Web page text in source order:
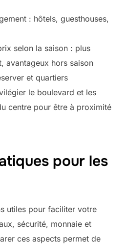
: hôtels, guesthouses,
selon la saison : plus
avantageux hors saison
et quartiers
le boulevard et les
centre pour être à proximité
pour les
utiles pour faciliter votre
sécurité, monnaie et
ces aspects permet de